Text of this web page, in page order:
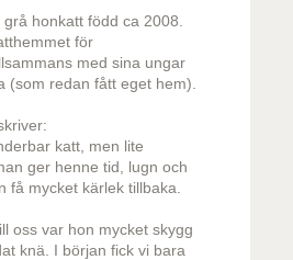
honkatt född ca 2008.
för
med sina ungar
(som redan fått eget hem).
katt, men lite
ger henne tid, lugn och
få mycket kärlek tillbaka.
oss var hon mycket skygg
knä. I början fick vi bara